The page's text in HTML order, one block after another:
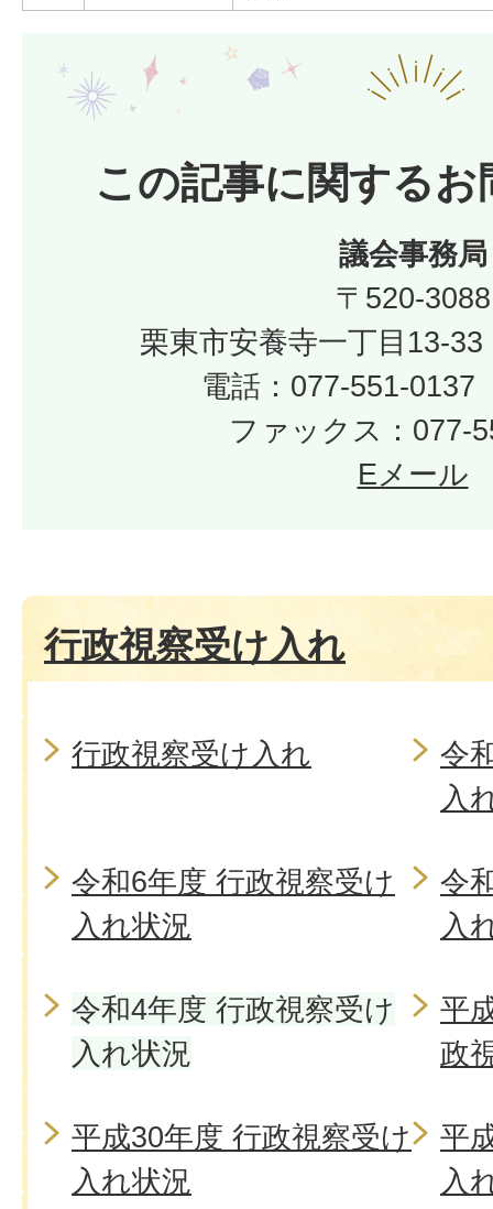
この記事に関するお
議会事務局
〒520-3088
栗東市安養寺一丁目13-
電話：077-551-0137
ファックス：077-
Eメール
行政視察受け入れ
行政視察受け入れ
令
入
令和6年度 行政視察受け
入れ状況
令
入
令和4年度 行政視察受け
入れ状況
平
政
平成30年度 行政視察受け
入れ状況
平
入